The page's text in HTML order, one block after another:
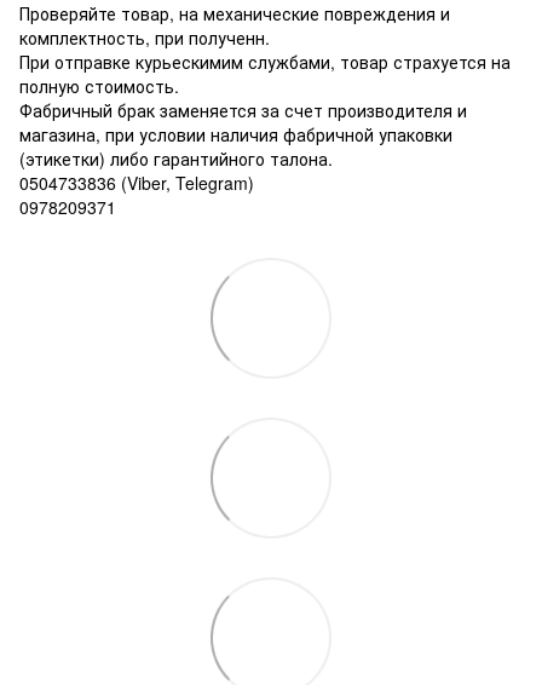
Проверяйте товар, на механические повреждения и
комплектность, при полученн.
При отправке курьескимим службами, товар страхуется на
полную стоимость.
Фабричный брак заменяется за счет производителя и
магазина, при условии наличия фабричной упаковки
(этикетки) либо гарантийного талона.
0504733836 (Viber, Telegram)
0978209371